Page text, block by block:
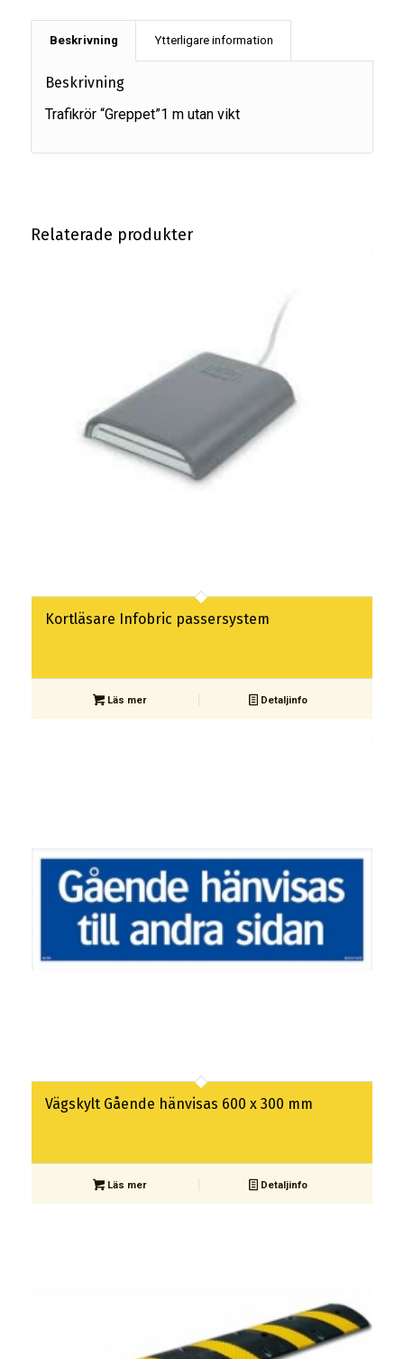
Beskrivning Ytterligare information
Beskrivning
Trafikrör “Greppet”1 m utan vikt
Relaterade produkter
Kortläsare Infobric passersystem
Läs mer Detaljinfo
Vägskylt Gående hänvisas 600 x 300 mm
Läs mer Detaljinfo